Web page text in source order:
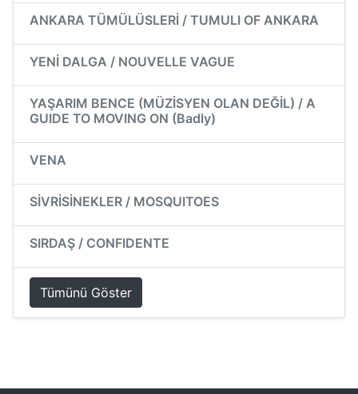
ANKARA TÜMÜLÜSLERİ / TUMULI OF ANKARA
YENİ DALGA / NOUVELLE VAGUE
YAŞARIM BENCE (MÜZİSYEN OLAN DEĞİL) / A
GUIDE TO MOVING ON (Badly)
VENA
SİVRİSİNEKLER / MOSQUITOES
SIRDAŞ / CONFIDENTE
Tümünü Göster